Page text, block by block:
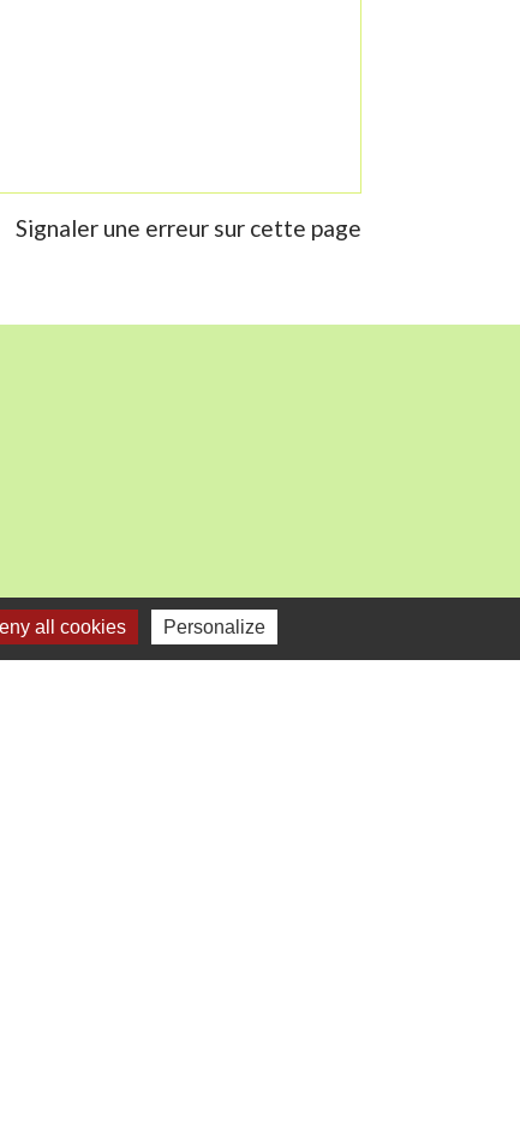
Signaler une erreur sur cette page
all cookies Personalize